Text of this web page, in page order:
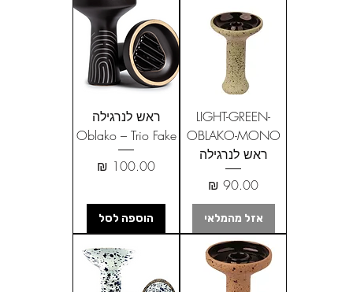
LIGHT-GREEN-
OBLAKO-MONO
ראש לנרגילה
מחיר
אזל מהמלאי
ראש לנרגילה
Oblako – Trio Fake
מחיר
הוספה לסל